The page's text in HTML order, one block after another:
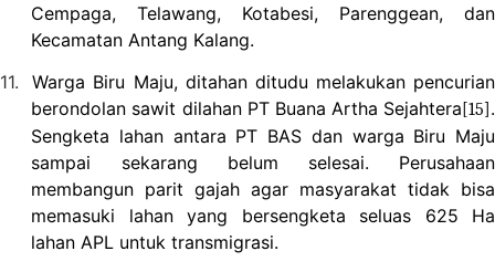
Cempaga, Telawang, Kotabesi, Parenggean, dan
Kecamatan Antang Kalang.
11.
Warga Biru Maju, ditahan ditudu melakukan pencurian
berondolan sawit dilahan PT Buana Artha Sejahtera[15] .
Sengketa lahan antara PT BAS dan warga Biru Maju
sampai sekarang belum selesai. Perusahaan
membangun parit gajah agar masyarakat tidak bisa
memasuki lahan yang bersengketa seluas 625 Ha
lahan APL untuk transmigrasi.